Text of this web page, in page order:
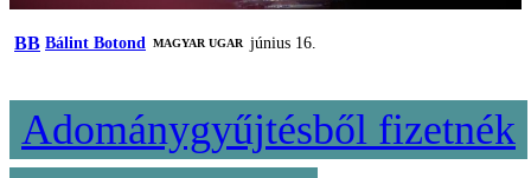
BB Bálint Botond MAGYAR UGAR június 16.
Adománygyűjtésből fizetnék